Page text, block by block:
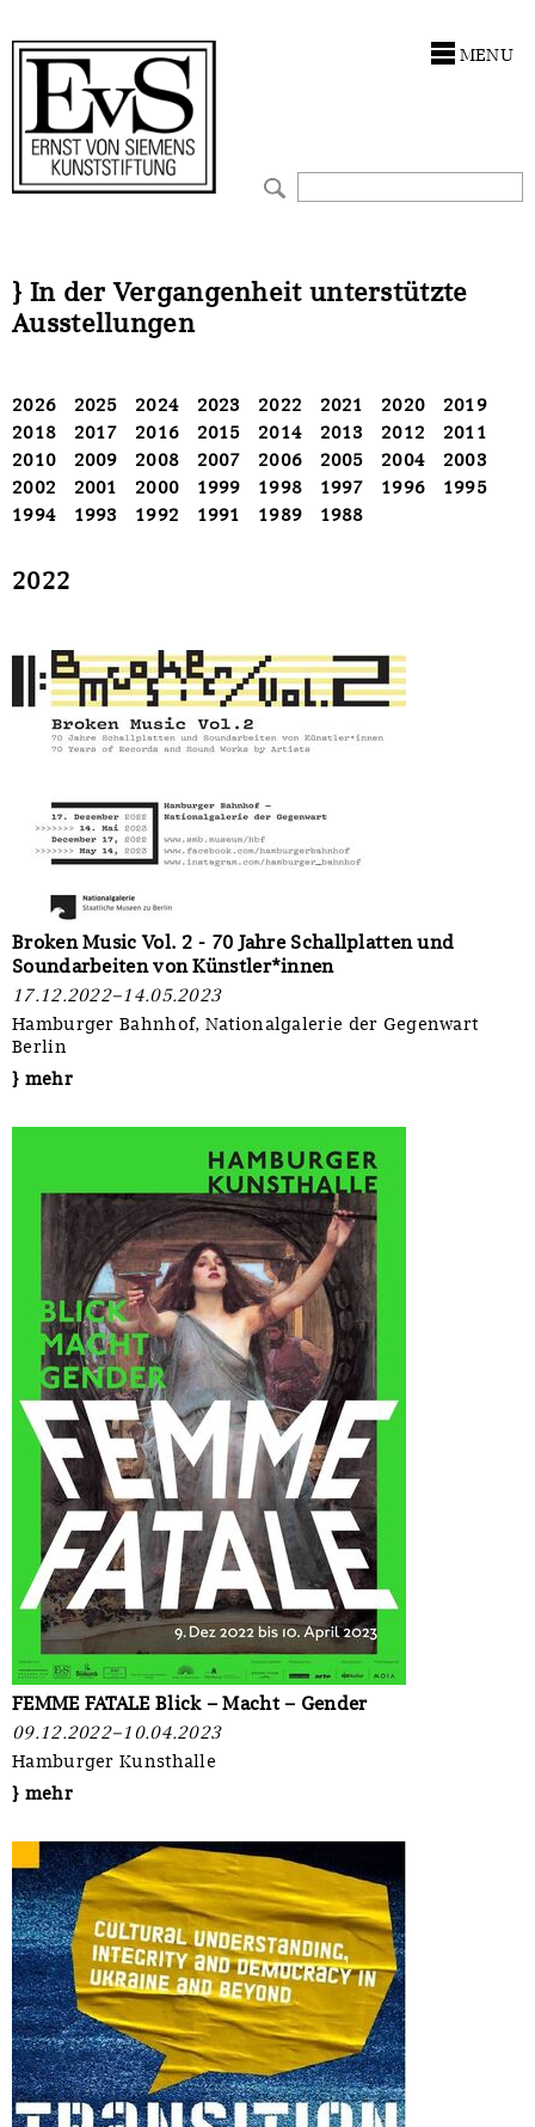
MENU
} In der Vergangenheit unterstützte
Ausstellungen
2026 2025 2024 2023 2022 2021 2020
2019
2018
2017 2016 2015 2014 2013 2012
2011
2010
2009 2008 2007 2006 2005 2004
2003
2002
2001 2000 1999 1998 1997 1996
1995
1994
1993 1992 1991 1989 1988
2022
Broken Music Vol. 2 - 70 Jahre Schallplatten und
Soundarbeiten von Künstler*innen
17.12.2022–14.05.2023
Hamburger Bahnhof, Nationalgalerie der Gegenwart
Berlin
} mehr
FEMME FATALE Blick – Macht – Gender
09.12.2022–10.04.2023
Hamburger Kunsthalle
} mehr
Förderphilosophie
Gremien
Presse und Neuigkeiten
Kunstwerke
Restaurierungen
Werkverzeichnisse
CORONA-Förderlinie
Zwischenfinanzierung
Sonstiges
Ankauf
Restaurierungen
Werkverzeichnisse
Zwischenfinanzierung